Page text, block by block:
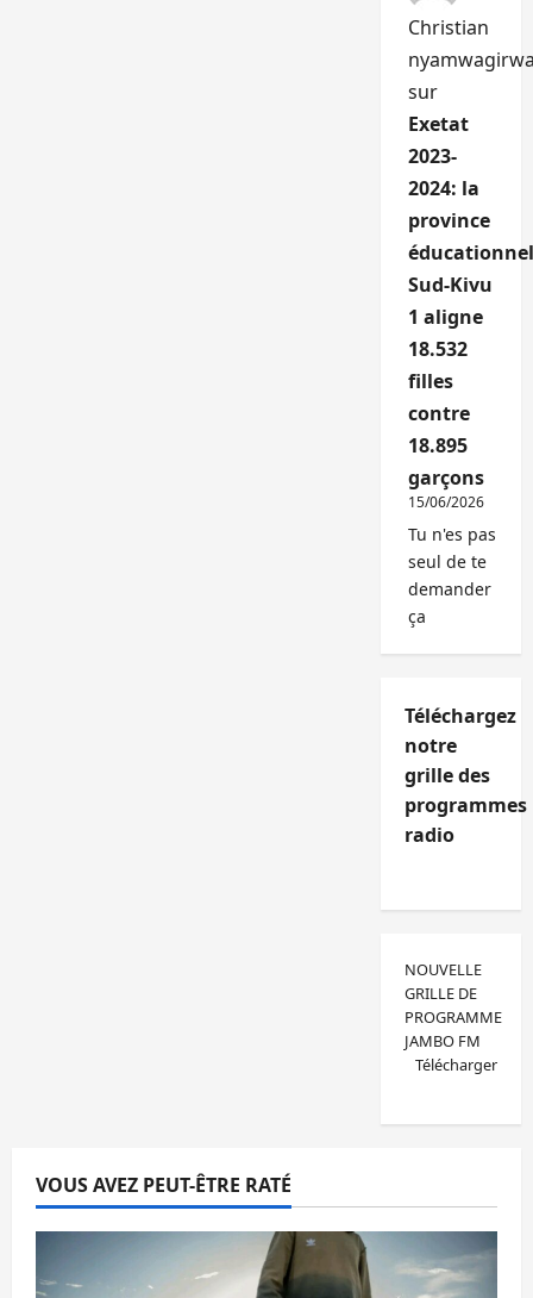
Christian
sur
Exetat
2023-
2024: la
province
Sud-Kivu
1 aligne
18.532
filles
contre
18.895
garçons
15/06/2026
Tu n'es pas
seul de te
demander
ça
Téléchargez
notre
grille des
programmes
radio
NOUVELLE
GRILLE DE
PROGRAMME
JAMBO FM
Télécharger
VOUS AVEZ PEUT-ÊTRE RATÉ